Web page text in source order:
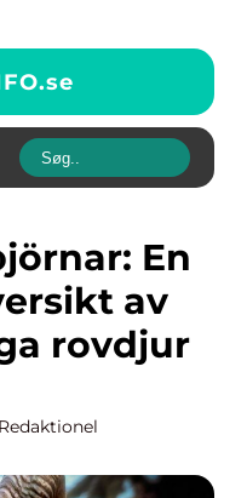
se
av
rovdjur
Redaktionel